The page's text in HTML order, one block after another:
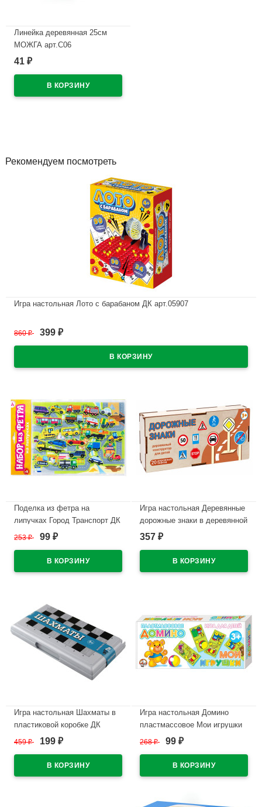
Линейка деревянная 25см
МОЖГА арт.С06
В наличии
41 ₽
Рекомендуем посмотреть
Игра настольная Лото с барабаном ДК арт.05907
860₽ 399 ₽
Поделка из фетра на
липучках Город Транспорт ДК
арт.05373
253₽ 99 ₽
Игра настольная Деревянные
дорожные знаки в деревянной
коробке ДК арт.04570
357 ₽
Игра настольная Шахматы в
пластиковой коробке ДК
арт.03887
459₽ 199 ₽
Игра настольная Домино
пластмассовое Мои игрушки
малое ДК арт.00628
268₽ 99 ₽